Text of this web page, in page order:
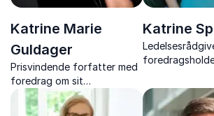
Katrine Marie
Guldager
Prisvindende forfatter med
foredrag om sit
forfatterskab,
skriveprocessen og livets
Katrine
performance
arbejdsliv i